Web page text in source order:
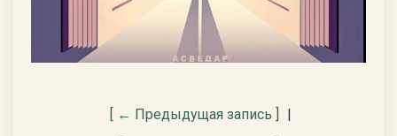
[ ← Предыдущая запись ]
|